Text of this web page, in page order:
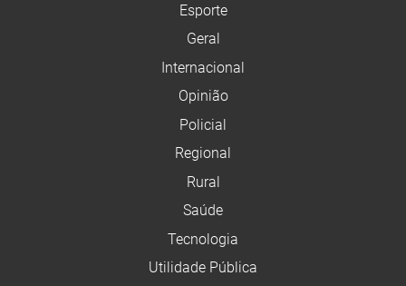
Esporte
Geral
Internacional
Opinião
Policial
Regional
Rural
Saúde
Tecnologia
Utilidade Pública